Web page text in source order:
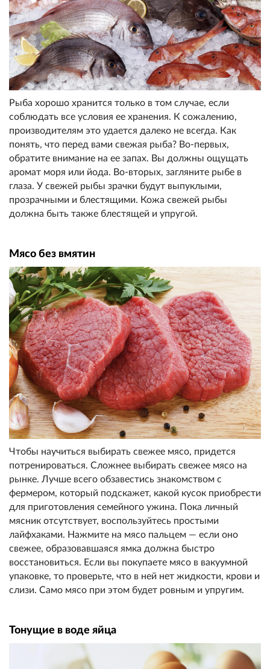
Рыба хорошо хранится только в том случае, если
соблюдать все условия ее хранения. К сожалению,
производителям это удается далеко не всегда. Как
понять, что перед вами свежая рыба? Во-первых,
обратите внимание на ее запах. Вы должны ощущать
аромат моря или йода. Во-вторых, загляните рыбе в
глаза. У свежей рыбы зрачки будут выпуклыми,
прозрачными и блестящими. Кожа свежей рыбы
должна быть также блестящей и упругой.
Мясо без вмятин
Чтобы научиться выбирать свежее мясо, придется
потренироваться. Сложнее выбирать свежее мясо на
рынке. Лучше всего обзавестись знакомством с
фермером, который подскажет, какой кусок приобрести
для приготовления семейного ужина. Пока личный
мясник отсутствует, воспользуйтесь простыми
лайфхаками. Нажмите на мясо пальцем — если оно
свежее, образовавшаяся ямка должна быстро
восстановиться. Если вы покупаете мясо в вакуумной
упаковке, то проверьте, что в ней нет жидкости, крови и
слизи. Само мясо при этом будет ровным и упругим.
Тонущие в воде яйца